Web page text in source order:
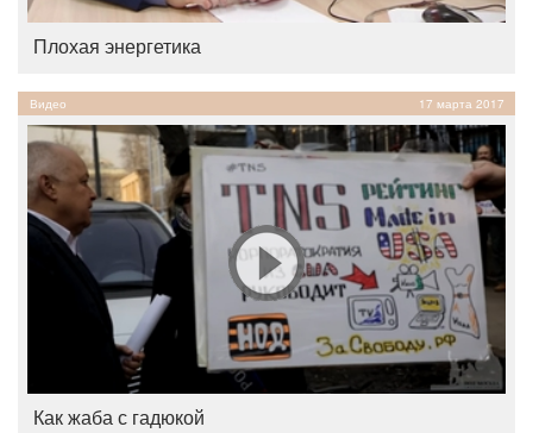
Плохая энергетика
Видео 17 марта 2017
Как жаба с гадюкой